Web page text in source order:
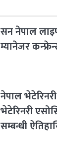
सन नेपाल
म्यानेजर
नेपाल
भेटेरिनरी
सम्बन्धी